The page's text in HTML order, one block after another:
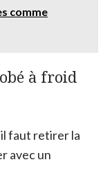
comme
à froid
il faut retirer la
avec un